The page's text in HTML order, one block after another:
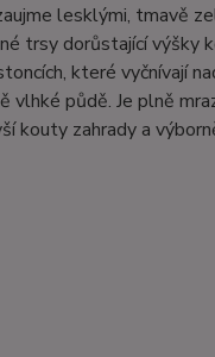
lesklými, tmavě
trsy dorůstající výšky
které vyčnívají
půdě. Je plně
kouty zahrady a